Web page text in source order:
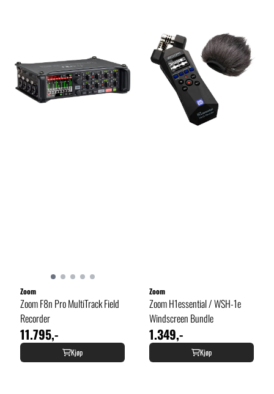
Zoom
Zoom F8n Pro MultiTrack Field
Recorder
11.795,-
Kjøp
Zoom
Zoom H1essential / WSH-1e
Windscreen Bundle
1.349,-
Kjøp